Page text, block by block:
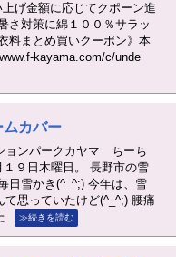
げ金額に応じてクポーン進
さ対策に綿１００％サラッ
料まとめ買いクーポン》本
kayama.com/c/unde
ムカバー
ョンパークカヤマ ちーち
９日木曜日。 長野市の雪
日雪かき(^_^;) 今年は、雪
て思っていたけど(^_^;) 腰痛
≫続きを読む